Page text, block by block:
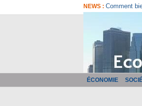
NEWS : Comment
ÉCONOMIE